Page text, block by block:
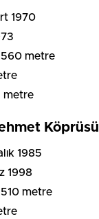
1970
metre
metre
Köprüsü
1985
1998
metre